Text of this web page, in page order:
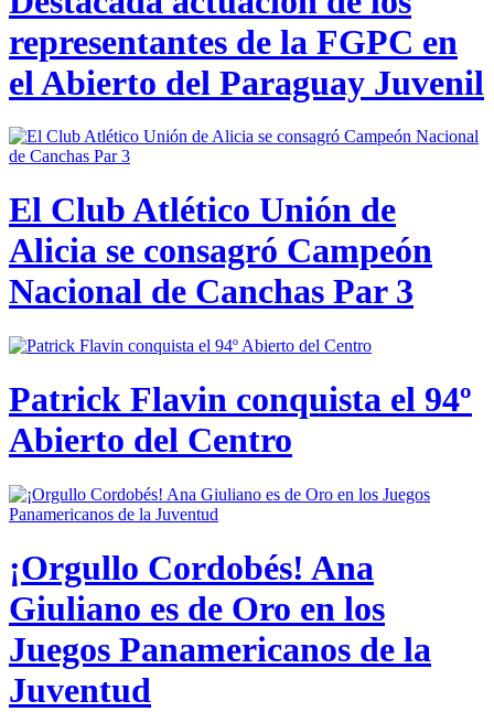
representantes de la FGPC en
el Abierto del Paraguay Juvenil
El Club Atlético Unión de
Alicia se consagró Campeón
Nacional de Canchas Par 3
Patrick Flavin conquista el 94º
Abierto del Centro
¡Orgullo Cordobés! Ana
Giuliano es de Oro en los
Juegos Panamericanos de la
Juventud